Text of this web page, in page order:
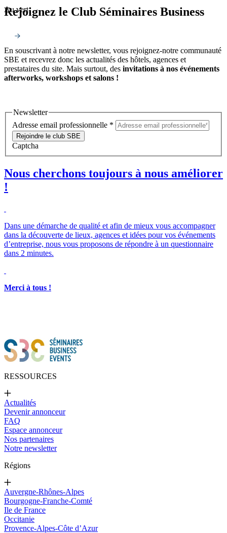
Au vert
Rejoignez le Club Séminaires Business
En souscrivant à notre newsletter, vous rejoignez-notre communauté
SBE et recevrez donc les actualités des hôtels, agences et
prestataires du site. Mais surtout, des invitations à nos événements
afterworks, workshops et salons !
Newsletter
Adresse email professionnelle *
Rejoindre le club SBE
Captcha
Nous cherchons toujours à nous améliorer
!
Dans une démarche de qualité et afin de mieux vous accompagner
dans la découverte de lieux, agences et idées pour vos événements
d’entreprise, nous vous proposons de répondre à un questionnaire
dans 2 minutes.
Merci à tous !
RESSOURCES
Actualités
Devenir annonceur
FAQ
Espace annonceur
Nos partenaires
Notre newsletter
Régions
Auvergne-Rhônes-Alpes
Bourgogne-Franche-Comté
Ile de France
Occitanie
Provence-Alpes-Côte d’Azur